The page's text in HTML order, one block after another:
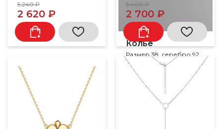
5 240 ₽
2 620 ₽
Колье
5 400 ₽
2 700 ₽